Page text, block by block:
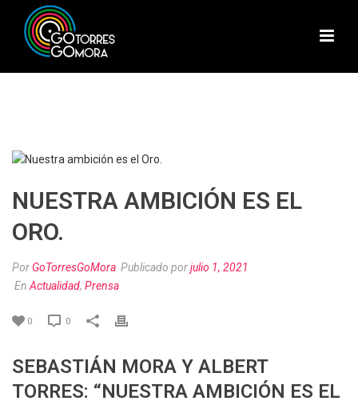
NUESTRA AMBICIÓN ES EL
ORO.
Por GoTorresGoMora Publicado porjulio 1, 2021
En Actualidad, Prensa
0 0
SEBASTIÁN MORA Y ALBERT
TORRES: “NUESTRA AMBICIÓN ES EL